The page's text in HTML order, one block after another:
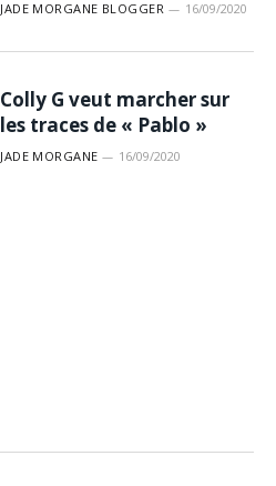
JADE MORGANE BLOGGER 16/09/2020
Colly G veut marcher sur
les traces de « Pablo »
JADE MORGANE 16/09/2020